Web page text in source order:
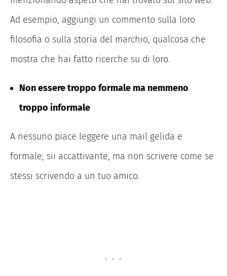
Ad esempio, aggiungi un commento sulla loro
filosofia o sulla storia del marchio, qualcosa che
mostra che hai fatto ricerche su di loro.
Non essere troppo formale ma nemmeno
troppo informale
A nessuno piace leggere una mail gelida e
formale; sii accattivante, ma non scrivere come se
stessi scrivendo a un tuo amico.